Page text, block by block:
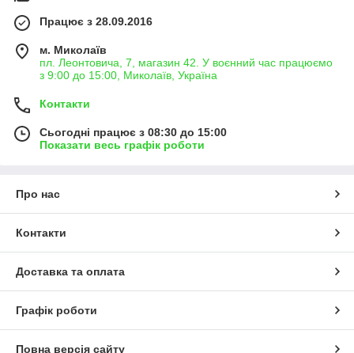
Працює з 28.09.2016
м. Миколаїв
пл. Леонтовича, 7, магазин 42. У воєнний час працюємо
з 9:00 до 15:00, Миколаїв, Україна
Контакти
Сьогодні працює з 08:30 до 15:00
Показати весь графік роботи
Про нас
Контакти
Доставка та оплата
Графік роботи
Повна версія сайту